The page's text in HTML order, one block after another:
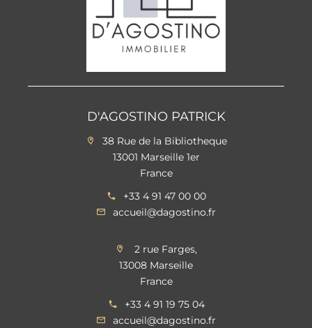
D'AGOSTINO PATRICK
38 Rue de la Bibliotheque
13001 Marseille 1er
France
+33 4 91 47 00 00
accueil@dagostino.fr
2 rue Farges,
13008 Marseille
France
+33 4 91 19 75 04
accueil@dagostino.fr